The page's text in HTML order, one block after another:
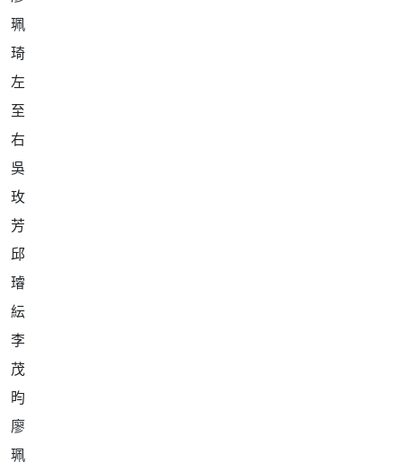
左
至
右
吳
玫
芳
邱
璿
紜
李
茂
昀
廖
珮